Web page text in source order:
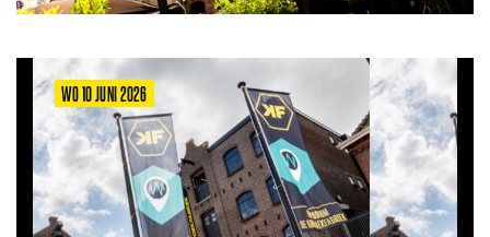
WO 10 JUNI 2026